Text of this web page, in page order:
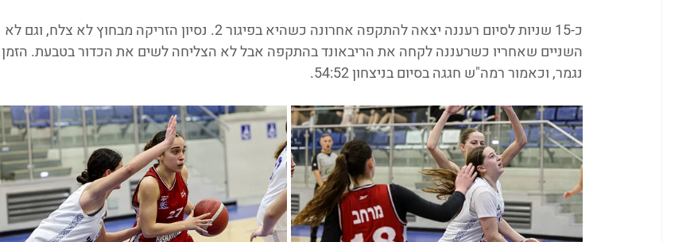
כ-15 שניות לסיום רעננה יצאה להתקפה אחרונה כשהיא בפיגור 2. נסיון הזריקה מבחוץ לא צלח, וגם לא
השניים שאחריו כשרעננה לקחה את הריבאונד בהתקפה אבל לא הצליחה לשים את הכדור בטבעת. הזמן
נגמר, וכאמור רמה"ש חגגה בסיום בניצחון 54:52.